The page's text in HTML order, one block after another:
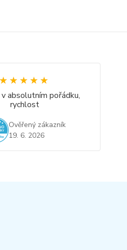
★★★★★
★★★★★
absolutním pořádku,
rychlost
Ověřený zákazník
19. 6. 2026